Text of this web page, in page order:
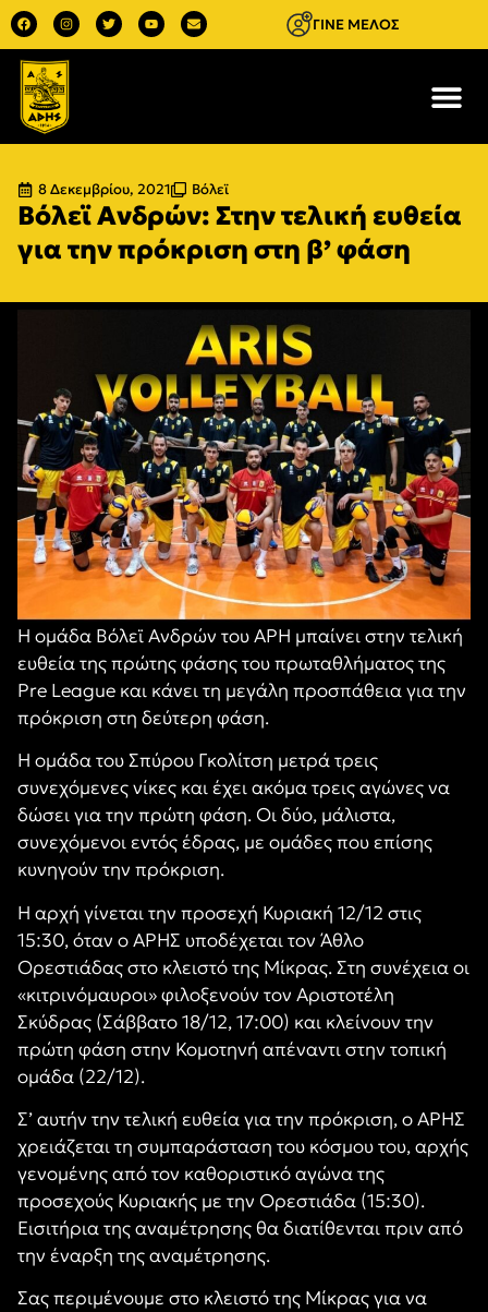
ΓΙΝΕ ΜΕΛΟΣ
8 Δεκεμβρίου, 2021 Βόλεϊ
Βόλεϊ Ανδρών: Στην τελική ευθεία
για την πρόκριση στη β’ φάση
Η ομάδα Βόλεϊ Ανδρών του ΑΡΗ μπαίνει στην τελική
ευθεία της πρώτης φάσης του πρωταθλήματος της
Pre League και κάνει τη μεγάλη προσπάθεια για την
πρόκριση στη δεύτερη φάση.
Η ομάδα του Σπύρου Γκολίτση μετρά τρεις
συνεχόμενες νίκες και έχει ακόμα τρεις αγώνες να
δώσει για την πρώτη φάση. Οι δύο, μάλιστα,
συνεχόμενοι εντός έδρας, με ομάδες που επίσης
κυνηγούν την πρόκριση.
Η αρχή γίνεται την προσεχή Κυριακή 12/12 στις
15:30, όταν ο ΑΡΗΣ υποδέχεται τον Άθλο
Ορεστιάδας στο κλειστό της Μίκρας. Στη συνέχεια οι
«κιτρινόμαυροι» φιλοξενούν τον Αριστοτέλη
Σκύδρας (Σάββατο 18/12, 17:00) και κλείνουν την
πρώτη φάση στην Κομοτηνή απέναντι στην τοπική
ομάδα (22/12).
Σ’ αυτήν την τελική ευθεία για την πρόκριση, ο ΑΡΗΣ
χρειάζεται τη συμπαράσταση του κόσμου του, αρχής
γενομένης από τον καθοριστικό αγώνα της
προσεχούς Κυριακής με την Ορεστιάδα (15:30).
Εισιτήρια της αναμέτρησης θα διατίθενται πριν από
την έναρξη της αναμέτρησης.
Σας περιμένουμε στο κλειστό της Μίκρας για να